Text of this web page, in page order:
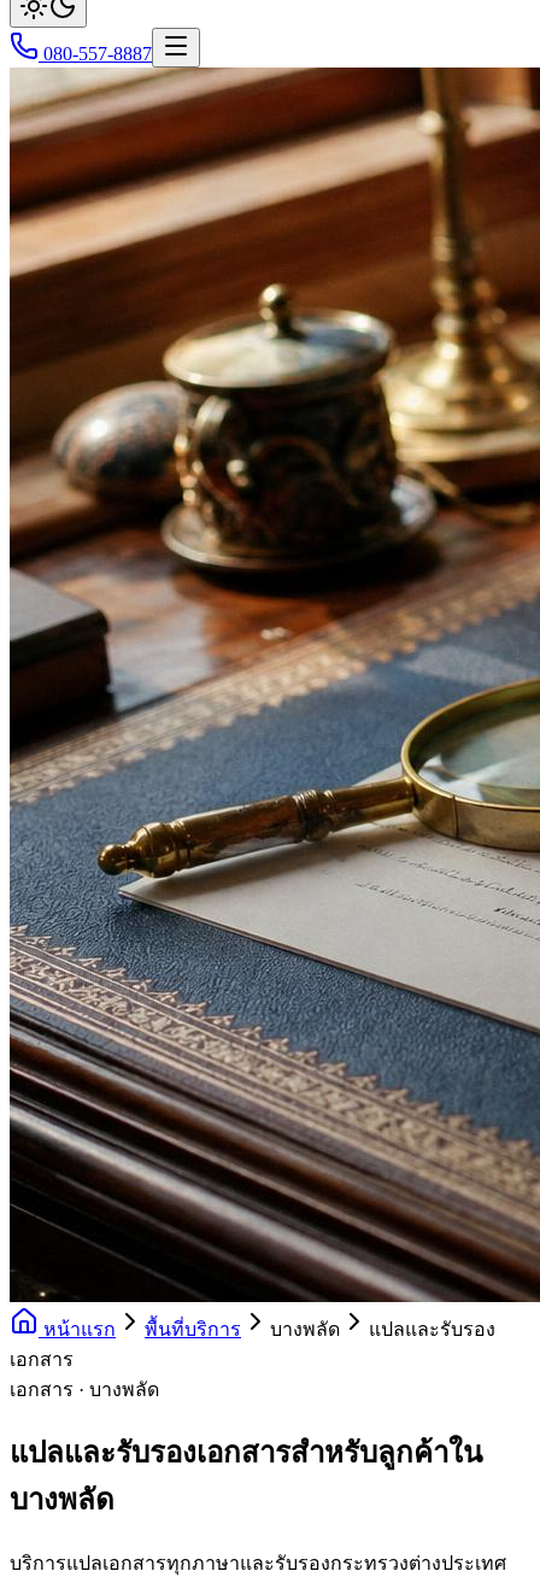
080-557-8887
หน้าแรก พื้นที่บริการ บางพลัด
แปลและรับรอง
เอกสาร
เอกสาร · บางพลัด
แปลและรับรองเอกสารสำหรับลูกค้าใน
บางพลัด
บริการแปลเอกสารทุกภาษาและรับรองกระทรวงต่างประเทศ